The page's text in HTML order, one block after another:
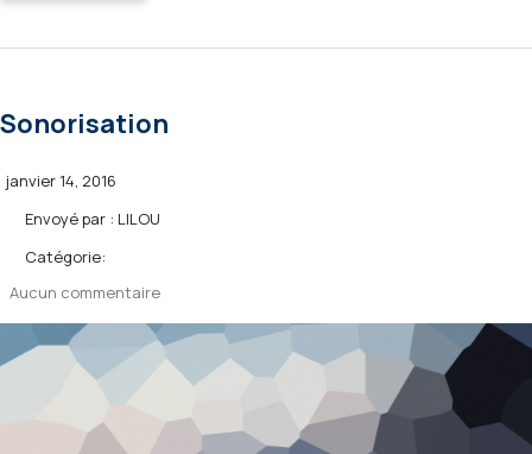
Sonorisation
janvier 14, 2016
Envoyé par : LILOU
Catégorie:
Aucun commentaire